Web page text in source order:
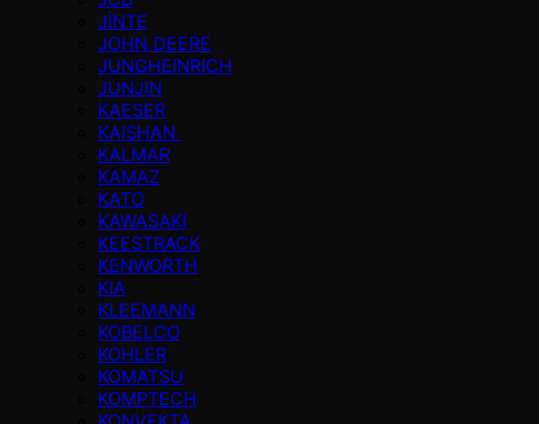
JİNTE
JOHN DEERE
JUNGHEINRICH
JUNJIN
KAESER
KAISHAN
KALMAR
KAMAZ
KATO
KAWASAKI
KEESTRACK
KENWORTH
KIA
KLEEMANN
KOBELCO
KOHLER
KOMATSU
KOMPTECH